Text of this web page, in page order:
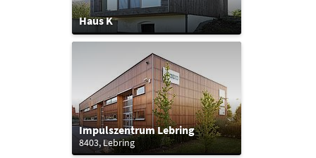
Haus K
Impulszentrum Lebring
8403, Lebring